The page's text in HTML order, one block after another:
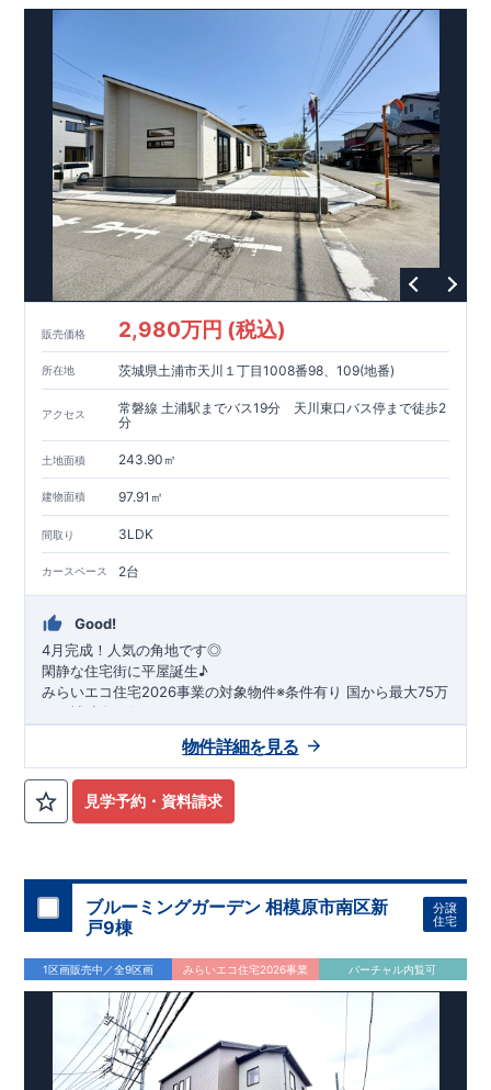
販売価格 2,980万円 (税込)
所在地 茨城県土浦市天川１丁目1008番98、109(地番)
アクセス
常磐線 土浦駅までバス19分 天川東口バス停まで徒歩2
分
土地面積 243.90㎡
建物面積 97.91㎡
間取り 3LDK
カースペース 2台
Good!
4月完成！人気の角地です◎
閑静な住宅街に平屋誕生♪
​みらいエコ住宅2026事業の対象物件※条件有り 国から最大75万
円の補助金が得られます！
数料が差し引かれます。
​・玄関から直接洗面所・浴室
外から帰ってきたお子様も
​・
キッチンには 食器洗い機完備
​段差のないシームアンダーボウル仕様でお手入れ簡単◎
​・主寝室には
アクセントクロス使用♪
​↓↓クリックで詳細ご紹介
◆充実のアフターサポート◆
​東栄住宅では、お引き渡し後最大4回の無料点検と、最長60年
間の品質保証を実施。
​お引き渡しからが本当のお付き合いだと考え、アフターサービ
スを外部の業者に委託せず、
​東栄住宅グループ「東栄ホームサービス株式会社」にて責任を
見学予約・資料請求
物件詳細を見る
ブルーミングガーデン 相模原市南区新
戸9棟
分譲
住宅
1区画販売中／全9区画 みらいエコ住宅2026事業 バーチャル内覧可